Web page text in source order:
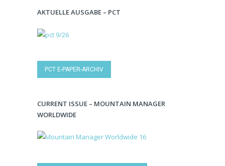
AKTUELLE AUSGABE – PCT
PCT E-PAPER-ARCHIV
CURRENT ISSUE – MOUNTAIN MANAGER
WORLDWIDE